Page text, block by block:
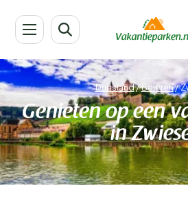
Duitsland/Beieren/
Genieten op een
in